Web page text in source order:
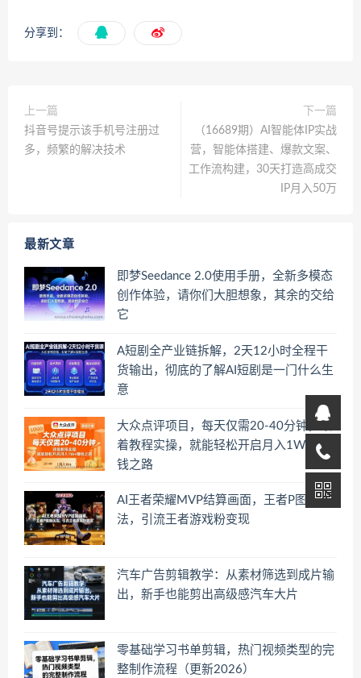
分享到：
上一篇
抖音号提示该手机号注册过
多，频繁的解决技术
下一篇
（16689期）AI智能体IP实战
营，智能体搭建、爆款文案、
工作流构建，30天打造高成交
IP月入50万
最新文章
即梦Seedance 2.0使用手册，全新多模态
创作体验，请你们大胆想象，其余的交给
它
A短剧全产业链拆解，2天12小时全程干
货输出，彻底的了解AI短剧是一门什么生
意
大众点评项目，每天仅需20-40分钟，跟
着教程实操，就能轻松开启月入1W+賺
钱之路
AI王者荣耀MVP结算画面，王者P图新玩
法，引流王者游戏粉变现
汽车广告剪辑教学：从素材筛选到成片输
出，新手也能剪出高级感汽车大片
零基础学习书单剪辑，热门视频类型的完
整制作流程（更新2026）